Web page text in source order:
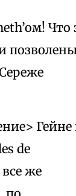
Что
Гейне
de
же